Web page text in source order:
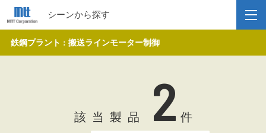
シーンから探す
鉄鋼プラント : 搬送ラインモーター制御
該当製品 2 件